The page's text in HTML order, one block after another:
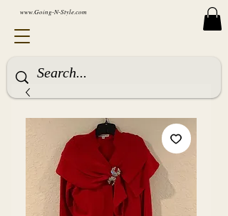
www.Going-N-Style.com